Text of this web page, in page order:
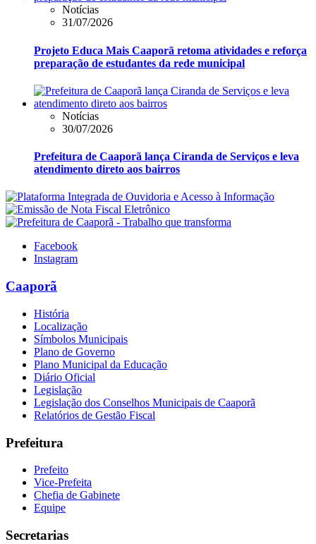
Notícias
31/07/2026
Projeto Educa Mais Caaporã retoma atividades e reforça
preparação de estudantes da rede municipal
Notícias
30/07/2026
Prefeitura de Caaporã lança Ciranda de Serviços e leva
atendimento direto aos bairros
Facebook
Instagram
Caaporã
História
Localização
Símbolos Municipais
Plano de Governo
Plano Municipal da Educação
Diário Oficial
Legislação
Legislação dos Conselhos Municipais de Caaporã
Relatórios de Gestão Fiscal
Prefeitura
Prefeito
Vice-Prefeita
Chefia de Gabinete
Equipe
Secretarias